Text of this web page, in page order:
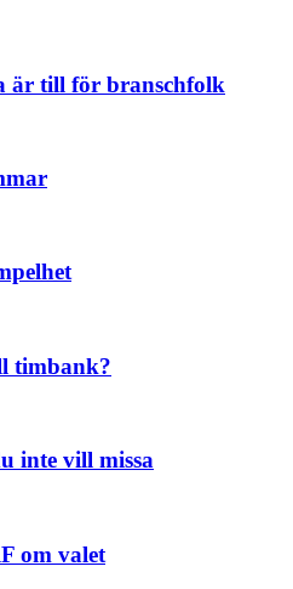
är till för branschfolk
timbank?
inte vill missa
om valet